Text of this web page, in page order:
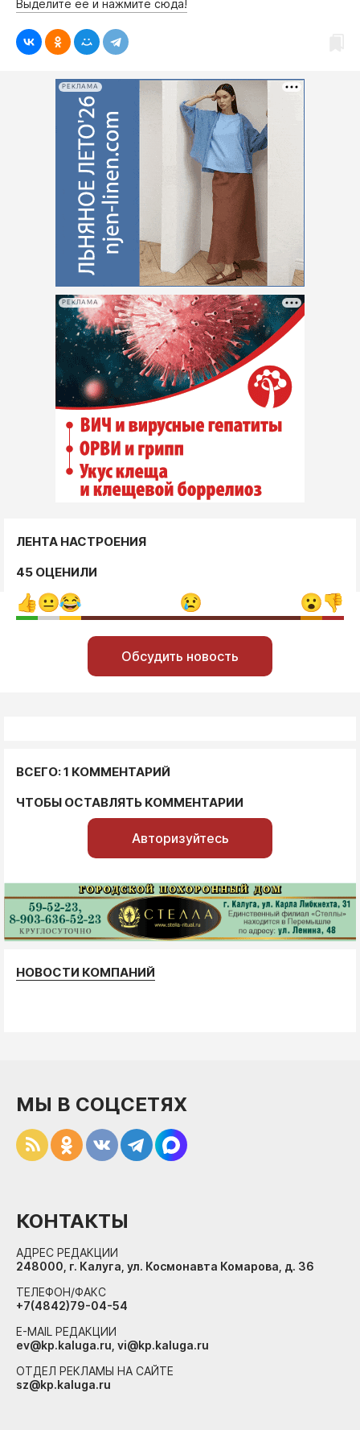
Выделите её и нажмите сюда!
РЕКЛАМА
РЕКЛАМА
ЛЕНТА НАСТРОЕНИЯ
45 ОЦЕНИЛИ
Обсудить новость
ВСЕГО: 1 КОММЕНТАРИЙ
ЧТОБЫ ОСТАВЛЯТЬ КОММЕНТАРИИ
Авторизуйтесь
НОВОСТИ КОМПАНИЙ
МЫ В СОЦСЕТЯХ
КОНТАКТЫ
АДРЕС РЕДАКЦИИ
248000, г. Калуга, ул. Космонавта Комарова, д. 36
ТЕЛЕФОН/ФАКС
+7(4842)79-04-54
E-MAIL РЕДАКЦИИ
ev@kp.kaluga.ru, vi@kp.kaluga.ru
ОТДЕЛ РЕКЛАМЫ НА САЙТЕ
sz@kp.kaluga.ru